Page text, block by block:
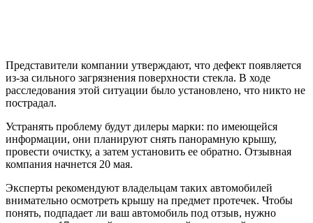
Представители компании утверждают, что дефект появляется
из-за сильного загрязнения поверхности стекла. В ходе
расследования этой ситуации было установлено, что никто не
пострадал.
Устранять проблему будут дилеры марки: по имеющейся
информации, они планируют снять панорамную крышу,
провести очистку, а затем установить ее обратно. Отзывная
компания начнется 20 мая.
Эксперты рекомендуют владельцам таких автомобилей
внимательно осмотреть крышу на предмет протечек. Чтобы
понять, подпадает ли ваш автомобиль под отзыв, нужно